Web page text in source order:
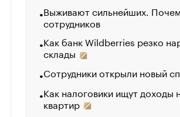
Выживают сильнейших.
сотрудников
Как банк Wildberries резко
склады
Сотрудники открыли новый
Как налоговики ищут доходы
квартир